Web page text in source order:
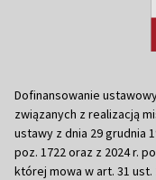
Dofinansowanie
związanych z realizacją
ustawy z dnia 29 grudnia
poz. 1722 oraz z 2024 r.
której mowa w art. 31 ust.